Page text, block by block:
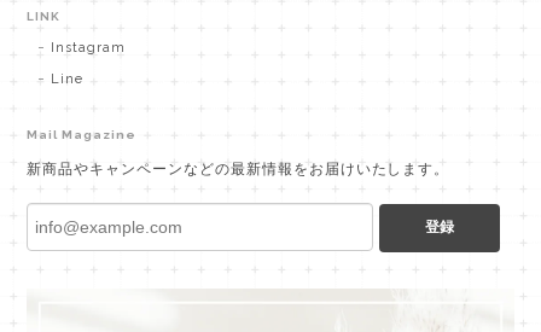
LINK
Instagram
Line
Mail Magazine
新商品やキャンペーンなどの最新情報をお届けいたします。
登録